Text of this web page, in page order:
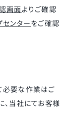
画面よりご確認
センターをご確認
必要な作業はご
、当社にてお客様